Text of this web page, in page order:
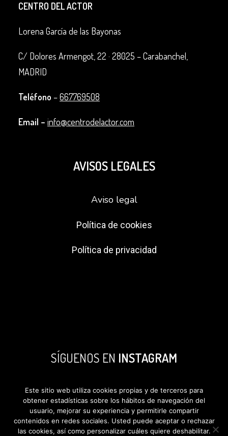
CENTRO DEL ACTOR
Lorena García de las Bayonas
C/ Dolores Armengot, 22 · 28025 – Carabanchel,
MADRID
Teléfono –667769508
Email – info@centrodelactor.com
AVISOS LEGALES
Aviso legal
Política de cookies
Política de privacidad
SÍGUENOS EN INSTAGRAM
Este sitio web utiliza cookies propias y de terceros para
obtener estadísticas sobre los hábitos de navegación del
usuario, mejorar su experiencia y permitirle compartir
contenidos en redes sociales. Usted puede aceptar o rechazar
las cookies, así como personalizar cuáles quiere deshabilitar.